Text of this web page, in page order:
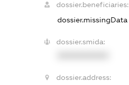
dossier.beneficiaries:
dossier.missingData
dossier.smida:
dossier.address: